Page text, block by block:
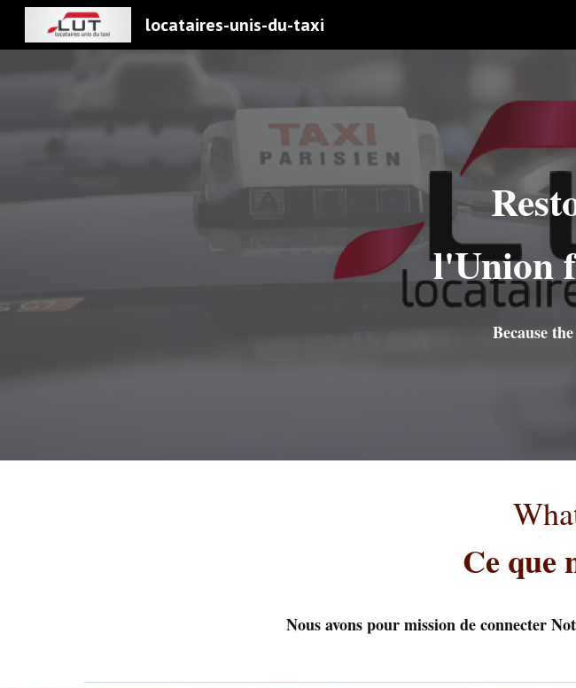
locataires-unis-du-taxi
l'Union
Because
Ce que
Nous avons pour mission de connecter